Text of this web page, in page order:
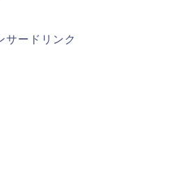
サードリンク